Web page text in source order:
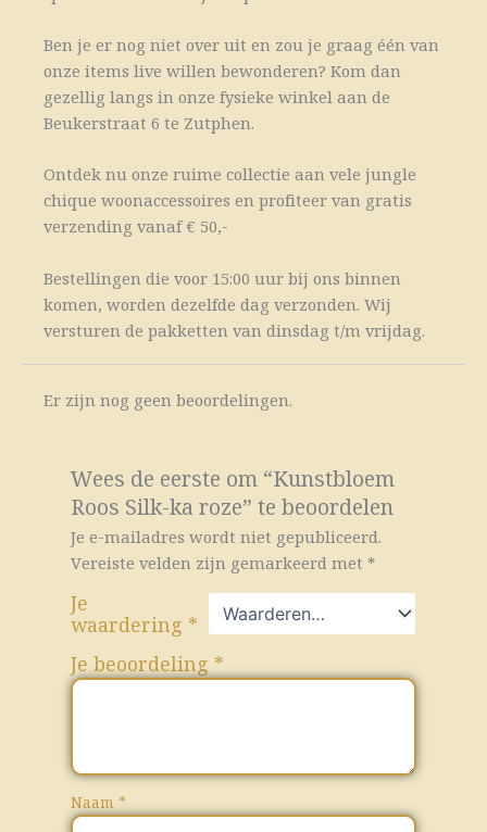
Ben je er nog niet over uit en zou je graag één van
onze items live willen bewonderen? Kom dan
gezellig langs in onze fysieke winkel aan de
Beukerstraat 6 te Zutphen.
Ontdek nu onze ruime collectie aan vele jungle
chique woonaccessoires en profiteer van gratis
verzending vanaf € 50,-
Bestellingen die voor 15:00 uur bij ons binnen
komen, worden dezelfde dag verzonden. Wij
versturen de pakketten van dinsdag t/m vrijdag.
Er zijn nog geen beoordelingen.
Wees de eerste om “Kunstbloem
Roos Silk-ka roze” te beoordelen
Je e-mailadres wordt niet gepubliceerd.
Vereiste velden zijn gemarkeerd met *
Je
waardering *
Je beoordeling *
Naam*